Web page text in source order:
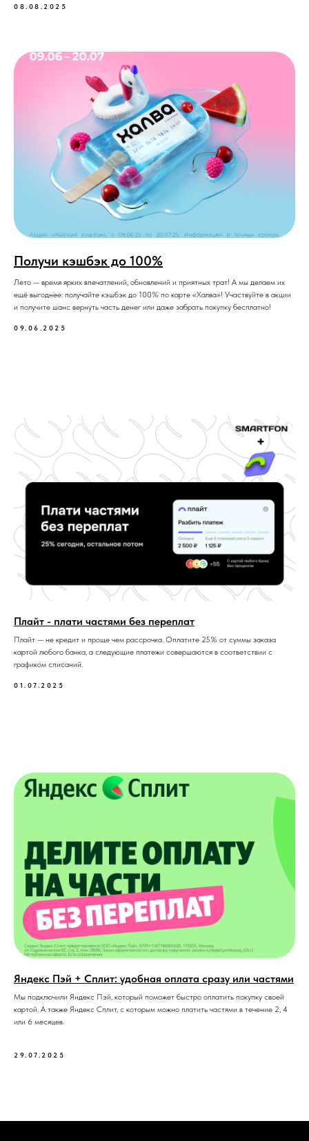
08.08.2025
Получи кэшбэк до 100%
Лето — время ярких впечатлений, обновлений и приятных трат! А мы делаем их
ещё выгоднее: получайте кэшбэк до 100% по карте «Халва»! Участвуйте в акции
и получите шанс вернуть часть денег или даже забрать покупку бесплатно!
09.06.2025
Плайт - плати частями без переплат
Плайт — не кредит и проще чем рассрочка. Оплатите 25% от суммы заказа
картой любого банка, а следующие платежи совершаются в соответствии с
графиком списаний.
01.07.2025
Яндекс Пэй + Сплит: удобная оплата сразу или частями
Мы подключили Яндекс Пэй, который поможет быстро оплатить покупку своей
картой. А также Яндекс Сплит, с которым можно платить частями в течение 2, 4
или 6 месяцев.
29.07.2025